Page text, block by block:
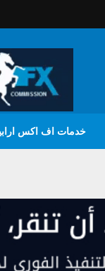
خدمات اف اكس